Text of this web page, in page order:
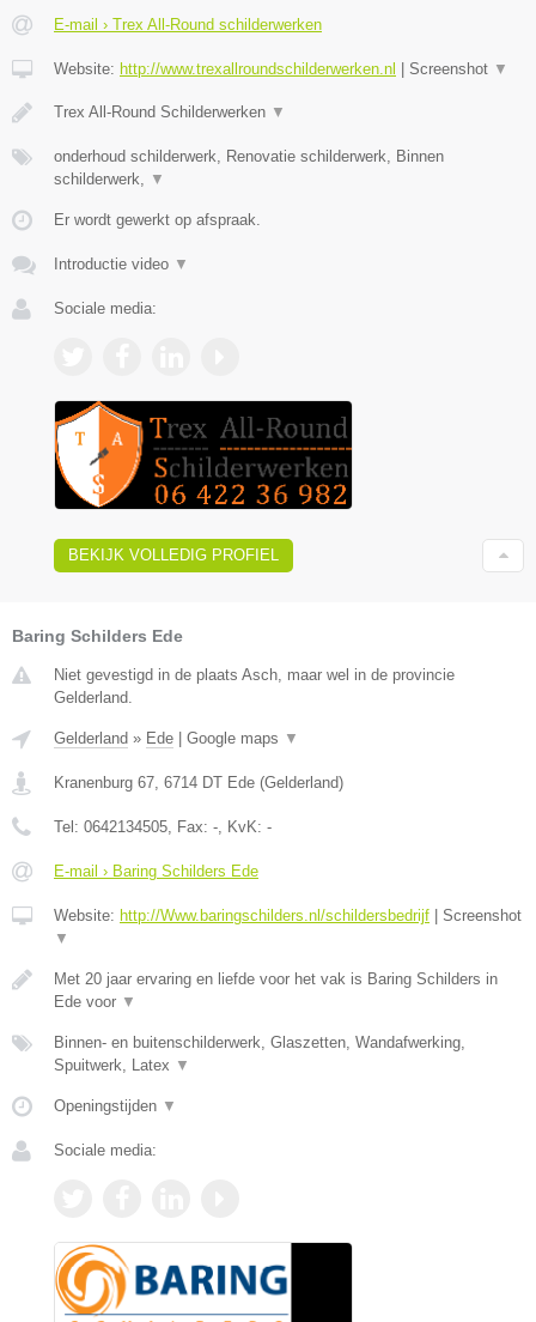
E-mail › Trex All-Round schilderwerken
Website: http://www.trexallroundschilderwerken.nl | Screenshot ▼
Trex All-Round Schilderwerken ▼
onderhoud schilderwerk, Renovatie schilderwerk, Binnen
schilderwerk,
▼
Er wordt gewerkt op afspraak.
Introductie video ▼
Sociale media:
BEKIJK VOLLEDIG PROFIEL
Baring Schilders Ede
Niet gevestigd in de plaats Asch, maar wel in de provincie
Gelderland.
Gelderland » Ede Google maps ▼
Kranenburg 67 6714 DT Ede (Gelderland)
Tel: 0642134505 , Fax: - , KvK: -
E-mail › Baring Schilders Ede
Website: http://Www.baringschilders.nl/schildersbedrijf
Screenshot
▼
Met 20 jaar ervaring en liefde voor het vak is Baring Schilders in
Ede voor ▼
Binnen- en buitenschilderwerk, Glaszetten, Wandafwerking,
Spuitwerk, Latex ▼
Openingstijden ▼
Sociale media: